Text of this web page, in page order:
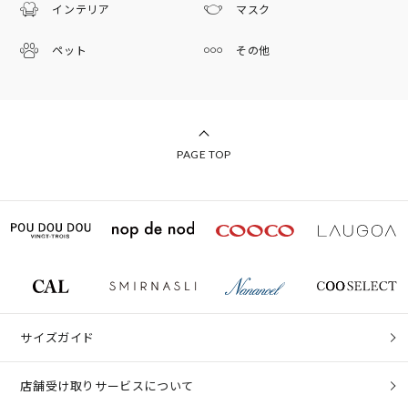
インテリア マスク
ペット その他
PAGE TOP
サイズガイド
店舗受け取りサービスについて